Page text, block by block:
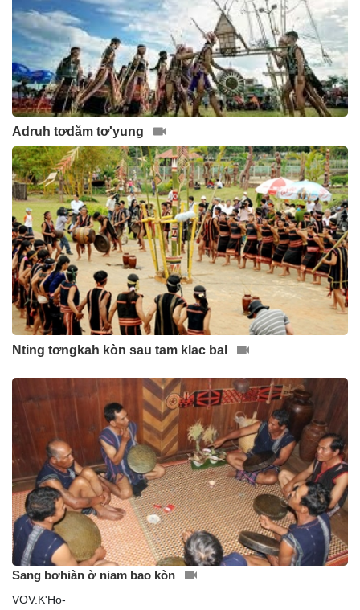
Adruh tơdăm tơ'yung
Nting tơngkah kòn sau tam klac bal
Sang bơhiàn ờ niam bao kòn
VOV.K'Ho-